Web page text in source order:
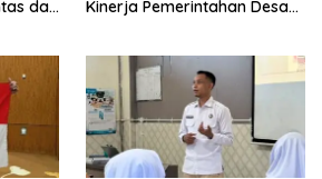
dan
Kinerja Pemerintahan Desa